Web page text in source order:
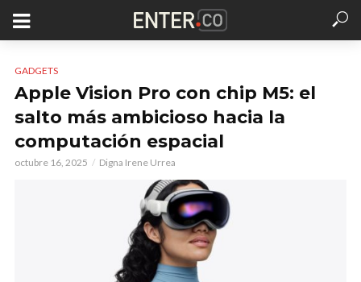
GADGETS
Apple Vision Pro con chip M5: el
salto más ambicioso hacia la
computación espacial
octubre 16, 2025 Digna Irene Urrea